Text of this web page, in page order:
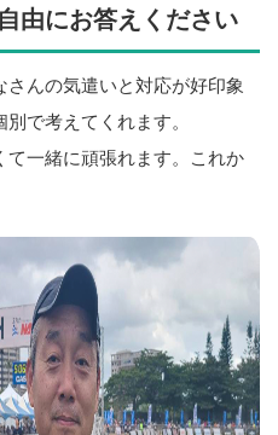
由にお答えください
んの気遣いと対応が好印象
で考えてくれます。
一緒に頑張れます。これか